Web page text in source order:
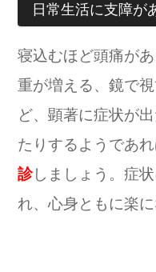
日常生活に支障が
寝込むほど頭痛が
重が増える、鏡で
ど、顕著に症状が
たりするようであれ
診しましょう。症
れ、心身ともに楽に